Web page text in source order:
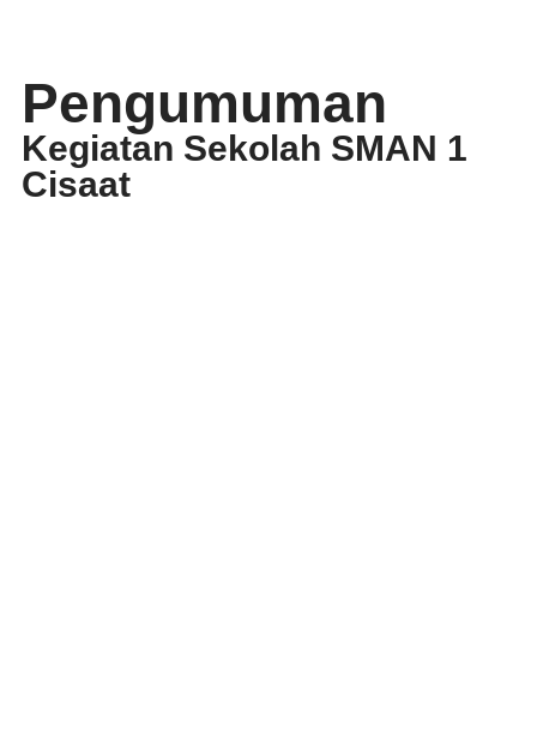
Pengumuman
Kegiatan Sekolah SMAN 1
Cisaat